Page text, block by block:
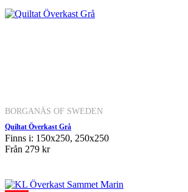
BORGANÄS OF SWEDEN
Quiltat Överkast Grå
Finns i: 150x250, 250x250
Från 279 kr